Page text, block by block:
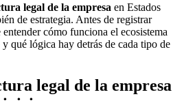
legal de la empresa en Estados
de estrategia. Antes de registrar
cómo funciona el ecosistema
qué lógica hay detrás de cada tipo de
legal de la empresa